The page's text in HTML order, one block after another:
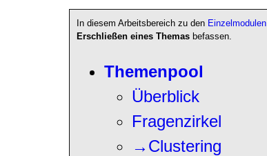
In diesem Arbeitsbereich zu den Einzelmodulen
Erschließen eines Themas befassen.
Themenpool
Überblick
Fragenzirkel
→Clustering